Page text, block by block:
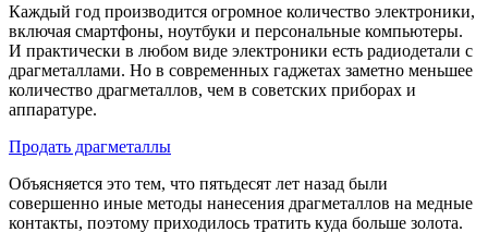
Каждый год производится огромное количество электроники,
включая смартфоны, ноутбуки и персональные компьютеры.
И практически в любом виде электроники есть радиодетали с
драгметаллами. Но в современных гаджетах заметно меньшее
количество драгметаллов, чем в советских приборах и
аппаратуре.
Продать драгметаллы
Объясняется это тем, что пятьдесят лет назад были
совершенно иные методы нанесения драгметаллов на медные
контакты, поэтому приходилось тратить куда больше золота.